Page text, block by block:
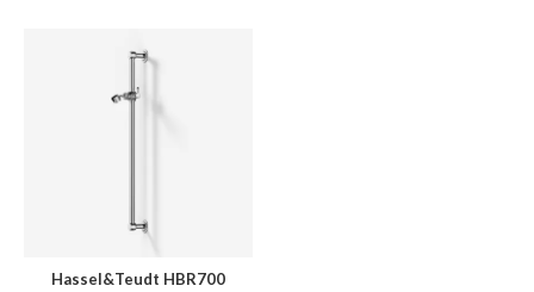
Hassel&Teudt HBR700